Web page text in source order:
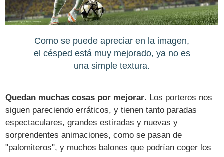
Como se puede apreciar en la imagen,
el césped está muy mejorado, ya no es
una simple textura.
Quedan muchas cosas por mejorar. Los porteros nos
siguen pareciendo erráticos, y tienen tanto paradas
espectaculares, grandes estiradas y nuevas y
sorprendentes animaciones, como se pasan de
"palomiteros", y muchos balones que podrían coger los